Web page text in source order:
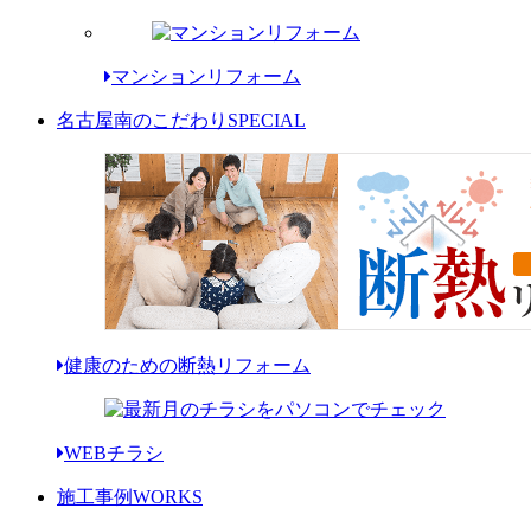
マンションリフォーム
名古屋南のこだわり SPECIAL
健康のための断熱リフォーム
WEBチラシ
施工事例WORKS